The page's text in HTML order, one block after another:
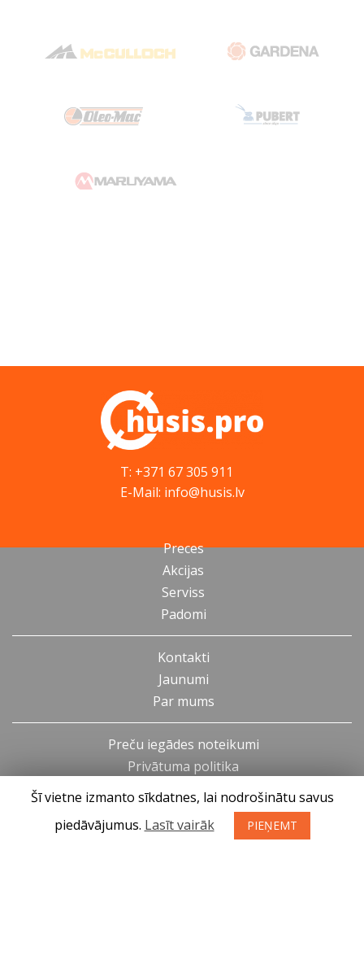
T: +371 67 305 911
E-Mail: info@husis.lv
Preces
Akcijas
Serviss
Padomi
Kontakti
Jaunumi
Par mums
Preču iegādes noteikumi
Privātuma politika
Atteikuma tiesības
Šī vietne izmanto sīkdatnes, lai nodrošinātu savus
piedāvājumus. Lasīt vairāk PIEŅEMT